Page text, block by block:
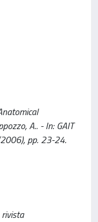
A.. - In: GAIT
pp. 23-24.